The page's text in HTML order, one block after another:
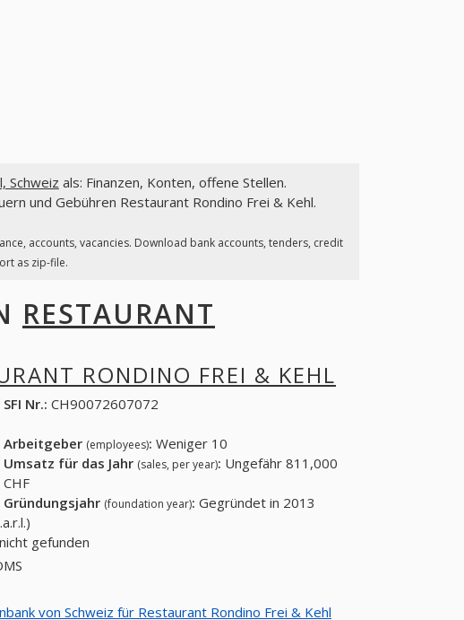
Schweiz als: Finanzen, Konten, offene Stellen.
und Gebühren Restaurant Rondino Frei & Kehl.
accounts, vacancies. Download bank accounts, tenders, credit
as zip-file.
RESTAURANT
RONDINO FREI & KEHL
SFI Nr.: CH90072607072
Arbeitgeber (employees): Weniger 10
Umsatz für das Jahr (sales, per year): Ungefähr 811,000
CHF
Gründungsjahr (foundation year): Gegründet in 2013
gefunden
von Schweiz für Restaurant Rondino Frei & Kehl